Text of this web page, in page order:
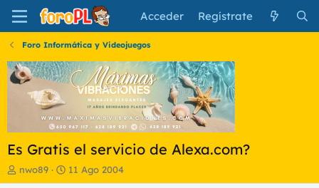
Acceder Regístrate
Foro Informática y Videojuegos
Es Gratis el servicio de Alexa.com?
I
n
nwo89
F
e
11 Ago 2004